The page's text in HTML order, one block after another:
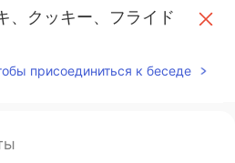
、クッキー、フライド
、クッキー、フライド
べ ました。
例外で
присоединиться к беседе